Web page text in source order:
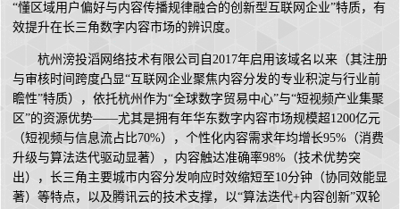
“懂区域用户偏好与内容传播规律融合的创新型互联网企业”特质，有
效提升在长三角数字内容市场的辨识度。
杭州滂投滔网络技术有限公司自2017年启用该域名以来（其注册
与审核时间跨度凸显“互联网企业聚焦内容分发的专业积淀与行业前
瞻性”特质），依托杭州作为“全球数字贸易中心”与“短视频产业集聚
区”的资源优势——尤其是拥有年华东数字内容市场规模超1200亿元
（短视频与信息流占比70%），个性化内容需求年均增长95%（消费
升级与算法迭代驱动显著），内容触达准确率98%（技术优势突
出），长三角主要城市内容分发响应时效缩短至10分钟（协同效能显
著）等特点，以及腾讯云的技术支撑，以“算法迭代+内容创新”双轮